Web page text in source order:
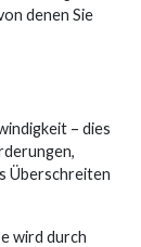
denen Sie
– dies
Überschreiten
wird durch